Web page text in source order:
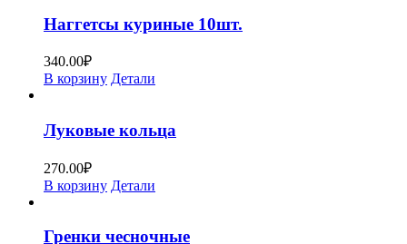
Наггетсы куриные 10шт.
340.00₽
В корзину Детали
Луковые кольца
270.00₽
В корзину Детали
Гренки чесночные